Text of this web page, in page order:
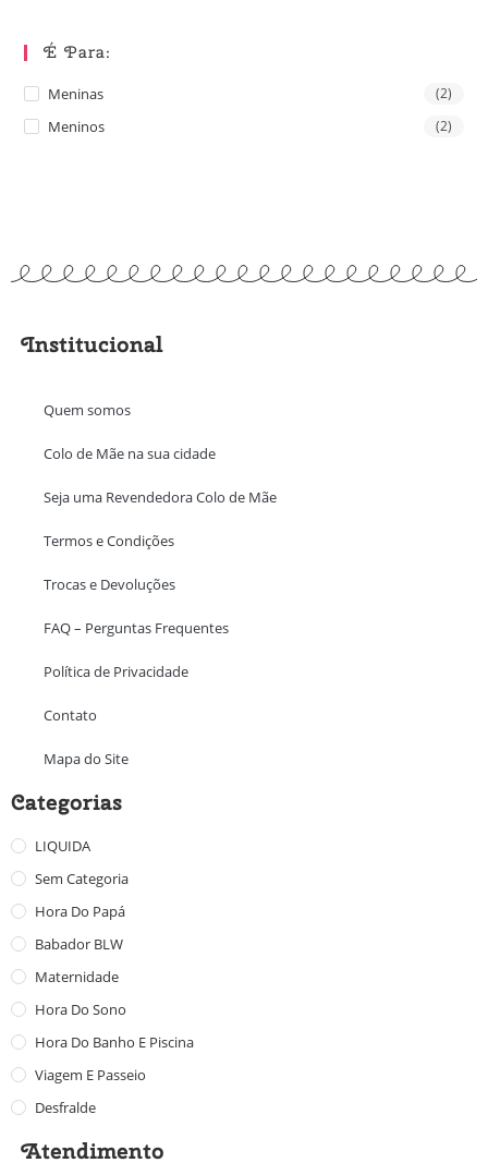
É Para:
Meninas (2)
Meninos (2)
Institucional
Quem somos
Colo de Mãe na sua cidade
Seja uma Revendedora Colo de Mãe
Termos e Condições
Trocas e Devoluções
FAQ – Perguntas Frequentes
Política de Privacidade
Contato
Mapa do Site
Categorias
LIQUIDA
Sem Categoria
Hora Do Papá
Babador BLW
Maternidade
Hora Do Sono
Hora Do Banho E Piscina
Viagem E Passeio
Desfralde
Atendimento